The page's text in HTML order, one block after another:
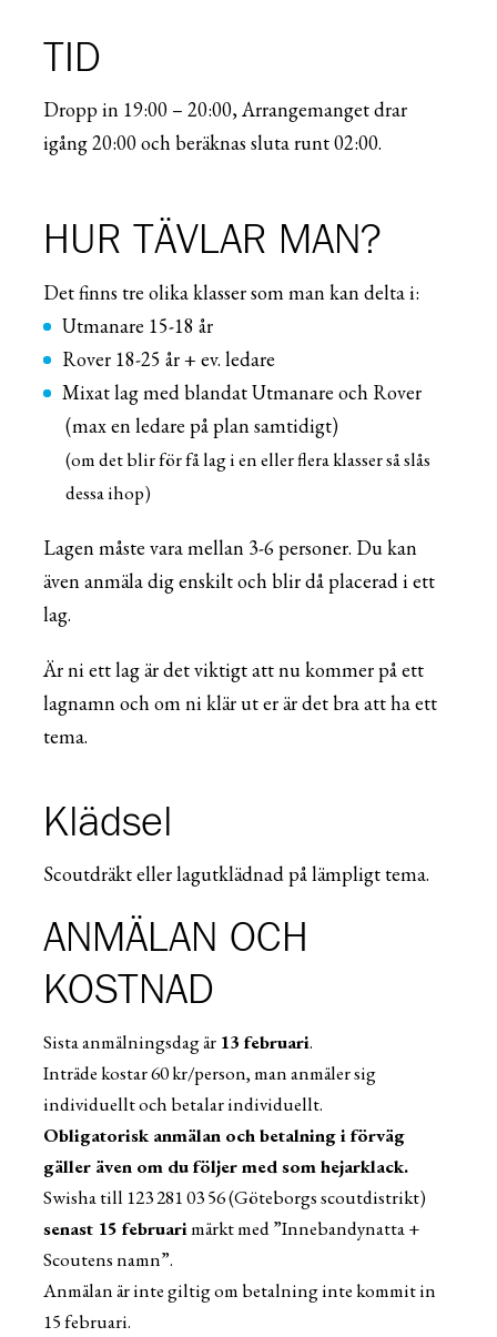
TID
Dropp in 19:00 – 20:00, Arrangemanget drar
igång 20:00 och beräknas sluta runt 02:00.
HUR TÄVLAR MAN?
Det finns tre olika klassersom man kan delta i:
Utmanare 15-18 år
Rover18-25 år + ev. ledare
Mixatlag med blandatUtmanare och Rover
(max en ledare på plan samtidigt)
(om det blir för få lag i en eller flera klasser så slås
dessa ihop)
Lagen måste vara mellan 3-6 personer. Dukan
ävenanmäla dig enskilt och blir då placeradi ett
lag.
Är ni ett lag är det viktigt att nu kommer på ett
lagnamn och om ni klär ut er är det bra att ha ett
tema.
Klädsel
Scoutdräkt eller lagutklädnad på lämpligt tema.
ANMÄLAN OCH
KOSTNAD
Sista anmälningsdag är 13 februari.
Inträde kostar 60kr/person, man anmäler sig
individuellt och betalar individuellt.
Obligatorisk anmälan och betalning i förväg
gäller även om du följer med som hejarklack.
Swisha till 123 281 03 56 (Göteborgs scoutdistrikt)
senast 15 februarimärkt med ”Innebandynatta +
Scoutens namn”.
Anmälan är inte giltig om betalning inte kommit in
15 februari.